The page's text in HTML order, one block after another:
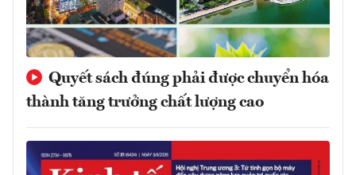
Quyết sách đúng phải được chuyển hóa
thành tăng trưởng chất lượng cao